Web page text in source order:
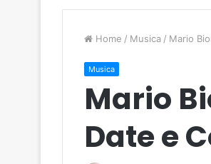
Home / Musica / Mario
Musica
Mario
Date e